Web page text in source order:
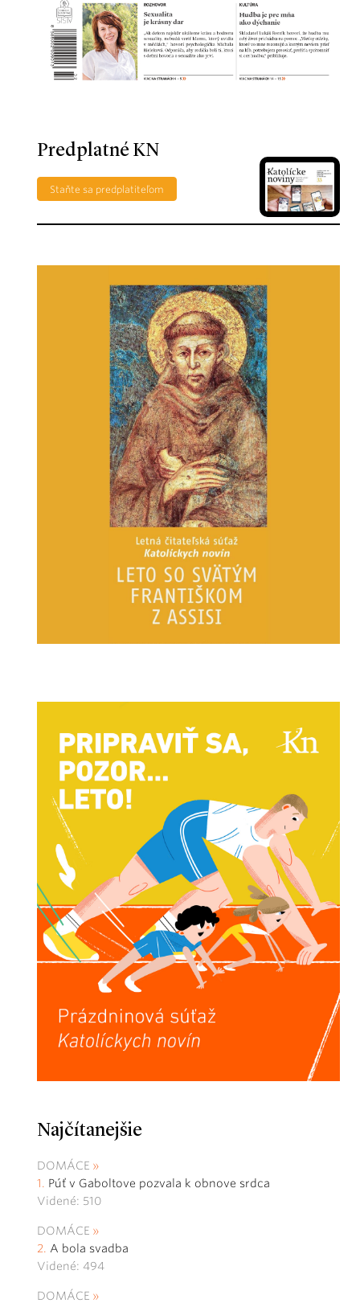
Predplatné KN
Staňte sa predplatiteľom
Najčítanejšie
DOMÁCE
Púť v Gaboltove pozvala k obnove srdca
Videné: 510
DOMÁCE
A bola svadba
Videné: 494
DOMÁCE